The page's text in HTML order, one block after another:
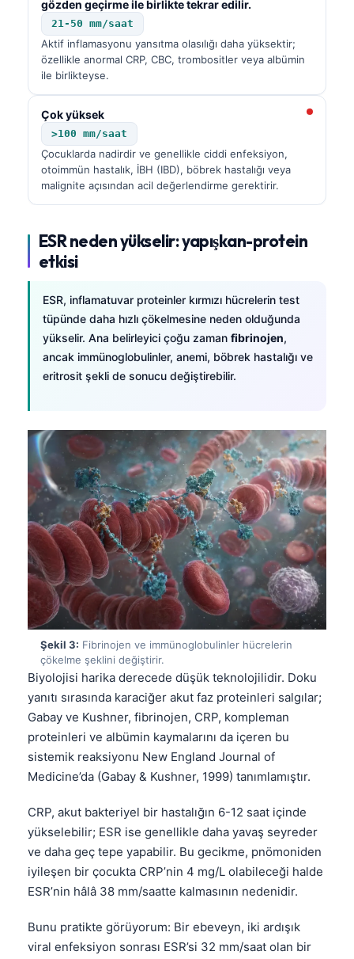
gözden geçirme ile birlikte tekrar edilir.
21-50 mm/saat
Aktif inflamasyonu yansıtma olasılığı daha yüksektir;
özellikle anormal CRP, CBC, trombositler veya albümin
ile birlikteyse.
Çok yüksek
>100 mm/saat
Çocuklarda nadirdir ve genellikle ciddi enfeksiyon,
otoimmün hastalık, İBH (IBD), böbrek hastalığı veya
malignite açısından acil değerlendirme gerektirir.
ESR neden yükselir: yapışkan-protein
etkisi
ESR, inflamatuvar proteinler kırmızı hücrelerin test
tüpünde daha hızlı çökelmesine neden olduğunda
yükselir. Ana belirleyici çoğu zaman fibrinojen,
ancak immünoglobulinler, anemi, böbrek hastalığı ve
eritrosit şekli de sonucu değiştirebilir.
Şekil 3: Fibrinojen ve immünoglobulinler hücrelerin
çökelme şeklini değiştirir.
Biyolojisi harika derecede düşük teknolojilidir. Doku
yanıtı sırasında karaciğer akut faz proteinleri salgılar;
Gabay ve Kushner, fibrinojen, CRP, kompleman
proteinleri ve albümin kaymalarını da içeren bu
sistemik reaksiyonu New England Journal of
Medicine’da (Gabay & Kushner, 1999) tanımlamıştır.
CRP, akut bakteriyel bir hastalığın 6-12 saat içinde
yükselebilir; ESR ise genellikle daha yavaş seyreder
ve daha geç tepe yapabilir. Bu gecikme, pnömoniden
iyileşen bir çocukta CRP’nin 4 mg/L olabileceği halde
ESR’nin hâlâ 38 mm/saatte kalmasının nedenidir.
Bunu pratikte görüyorum: Bir ebeveyn, iki ardışık
viral enfeksiyon sonrası ESR’si 32 mm/saat olan bir